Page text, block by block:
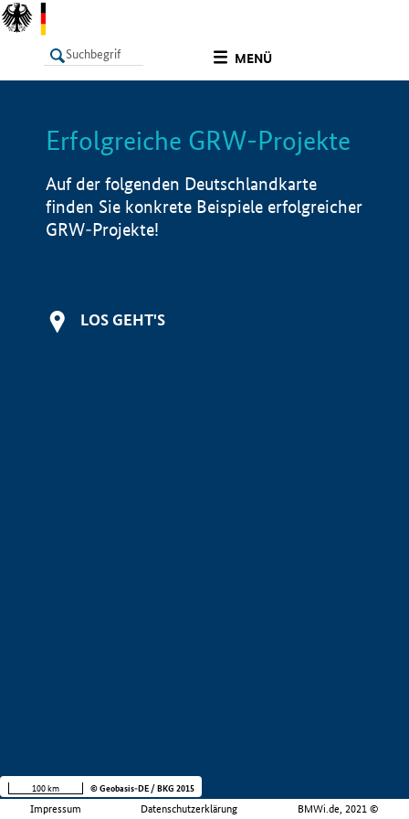
MENÜ
LISTE Info
Erfolgreiche GRW-Projekte
Auf der folgenden Deutschlandkarte
finden Sie konkrete Beispiele erfolgreicher
GRW-Projekte!
LOS GEHT'S
Impressum Datenschutzerklärung BMWi.de, 2021 ©
100 km © Geobasis-DE / BKG 2015